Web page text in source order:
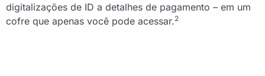
digitalizações de ID a detalhes de pagamento – em um
cofre que apenas você pode acessar.2